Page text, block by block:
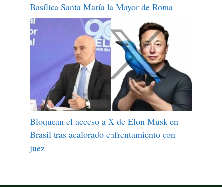
Basílica Santa María la Mayor de Roma
Bloquean el acceso a X de Elon Musk en
Brasil tras acalorado enfrentamiento con
juez